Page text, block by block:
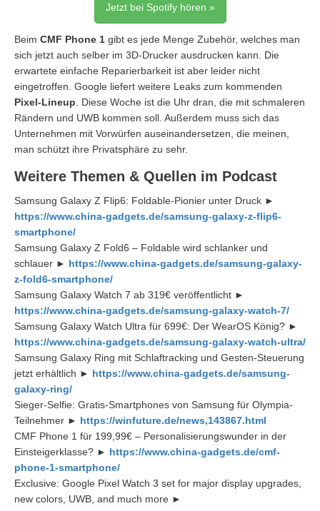
Jetzt bei Spotify hören »
Beim CMF Phone 1 gibt es jede Menge Zubehör, welches man
sich jetzt auch selber im 3D-Drucker ausdrucken kann. Die
erwartete einfache Reparierbarkeit ist aber leider nicht
eingetroffen. Google liefert weitere Leaks zum kommenden
Pixel-Lineup . Diese Woche ist die Uhr dran, die mit schmaleren
Rändern und UWB kommen soll. Außerdem muss sich das
Unternehmen mit Vorwürfen auseinandersetzen, die meinen,
man schützt ihre Privatsphäre zu sehr.
Weitere Themen & Quellen im Podcast
Samsung Galaxy Z Flip6: Foldable-Pionier unter Druck ►
https://www.china-gadgets.de/samsung-galaxy-z-flip6-
smartphone/
Samsung Galaxy Z Fold6 – Foldable wird schlanker und
schlauer ► https://www.china-gadgets.de/samsung-galaxy-
z-fold6-smartphone/
Samsung Galaxy Watch 7 ab 319€ veröffentlicht ►
https://www.china-gadgets.de/samsung-galaxy-watch-7/
Samsung Galaxy Watch Ultra für 699€: Der WearOS König? ►
https://www.china-gadgets.de/samsung-galaxy-watch-ultra/
Samsung Galaxy Ring mit Schlaftracking und Gesten-Steuerung
jetzt erhältlich ► https://www.china-gadgets.de/samsung-
galaxy-ring/
Sieger-Selfie: Gratis-Smartphones von Samsung für Olympia-
Teilnehmer ► https://winfuture.de/news,143867.html
CMF Phone 1 für 199,99€ – Personalisierungswunder in der
Einsteigerklasse? ► https://www.china-gadgets.de/cmf-
phone-1-smartphone/
Exclusive: Google Pixel Watch 3 set for major display upgrades,
new colors, UWB, and much more ►